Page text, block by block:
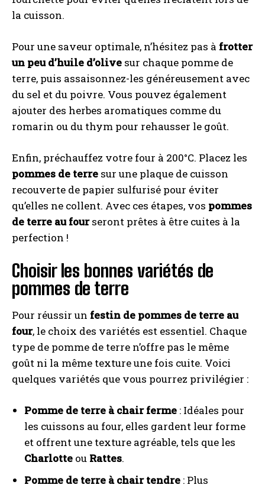
la cuisson.
Pour une saveur optimale, n’hésitez pas à frotter
un peu d’huile d’olive sur chaque pomme de
terre, puis assaisonnez-les généreusement avec
du sel et du poivre. Vous pouvez également
ajouter des herbes aromatiques comme du
romarin ou du thym pour rehausser le goût.
Enfin, préchauffez votre four à 200°C. Placez les
pommes de terre sur une plaque de cuisson
recouverte de papier sulfurisé pour éviter
qu’elles ne collent. Avec ces étapes, vos pommes
de terre au fourseront prêtes à être cuites à la
perfection !
Choisir les bonnes variétés de
pommes de terre
Pour réussir un festin de pommes de terre au
four, le choix des variétés est essentiel. Chaque
type de pomme de terre n’offre pas le même
goût ni la même texture une fois cuite. Voici
quelques variétés que vous pourrez privilégier :
Pomme de terre à chair ferme : Idéales pour
les cuissons au four, elles gardent leur forme
et offrent une texture agréable, tels que les
Charlotte ou Rattes.
Pomme de terre à chair tendre : Plus